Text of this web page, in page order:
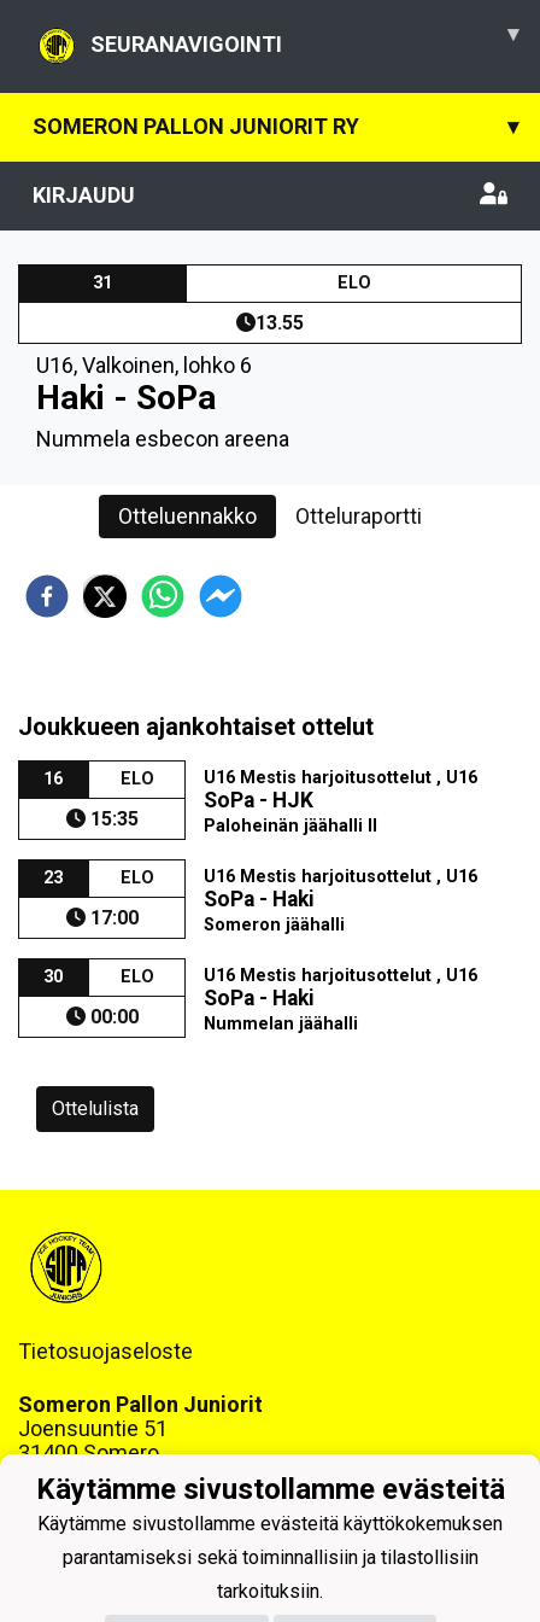
SEURANAVIGOINTI ▾
SOMERON PALLON JUNIORIT RY ▾
KIRJAUDU
31 ELO
13.55
U16,Valkoinen, lohko 6
Haki - SoPa
Nummela esbecon areena
Otteluennakko Otteluraportti
Joukkueen ajankohtaiset ottelut
16 ELO
15:35
U16 Mestis harjoitusottelut , U16
SoPa - HJK
Paloheinän jäähalli II
23 ELO
17:00
U16 Mestis harjoitusottelut , U16
SoPa - Haki
Someron jäähalli
30 ELO
00:00
U16 Mestis harjoitusottelut , U16
SoPa - Haki
Nummelan jäähalli
Ottelulista
Tietosuojaseloste
Someron Pallon Juniorit
Joensuuntie 51
31400 Somero
www.sopajuniorit.fi
Y-tunnus: 1468999-6
Käytämme sivustollamme evästeitä
Käytämme sivustollamme evästeitä käyttökokemuksen
parantamiseksi sekä toiminnallisiin ja tilastollisiin
tarkoituksiin.